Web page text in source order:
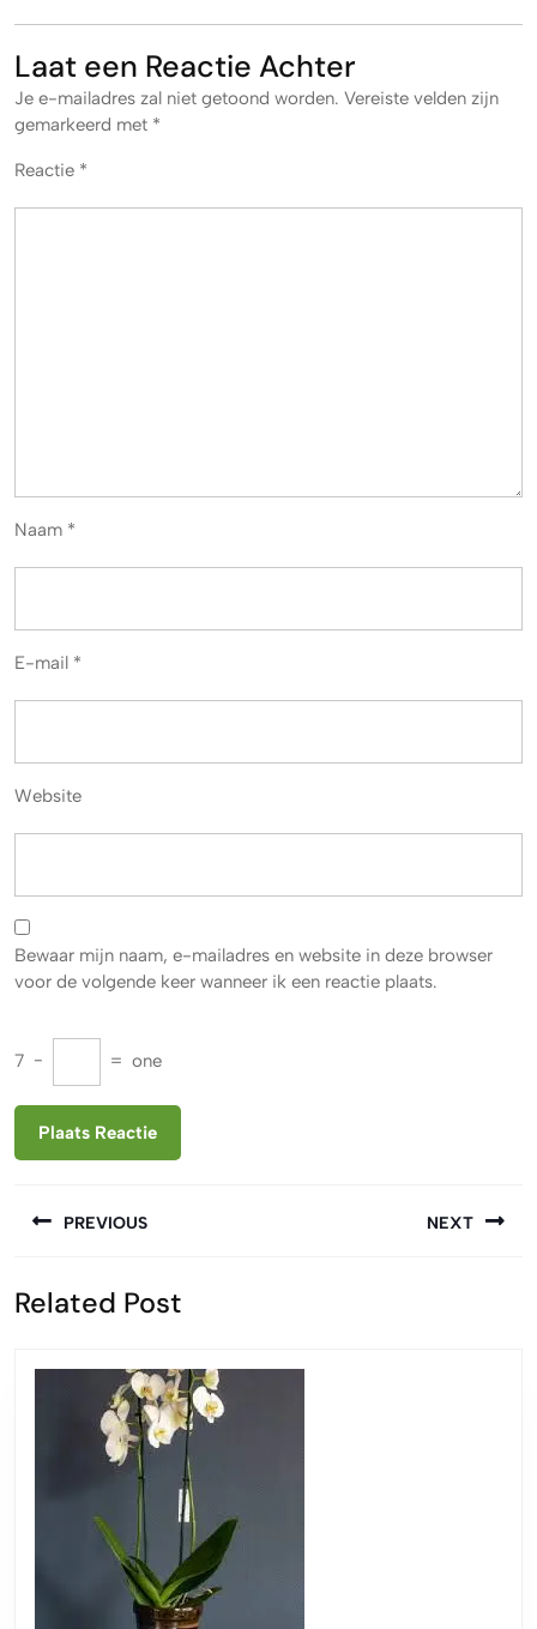
Laat een Reactie Achter
Je e-mailadres zal niet getoond worden. Vereiste velden zijn
gemarkeerd met *
Reactie *
Naam *
E-mail *
Website
Bewaar mijn naam, e-mailadres en website in deze browser
voor de volgende keer wanneer ik een reactie plaats.
7 − = one
PREVIOUS
bericht:
NEXT
Related Post